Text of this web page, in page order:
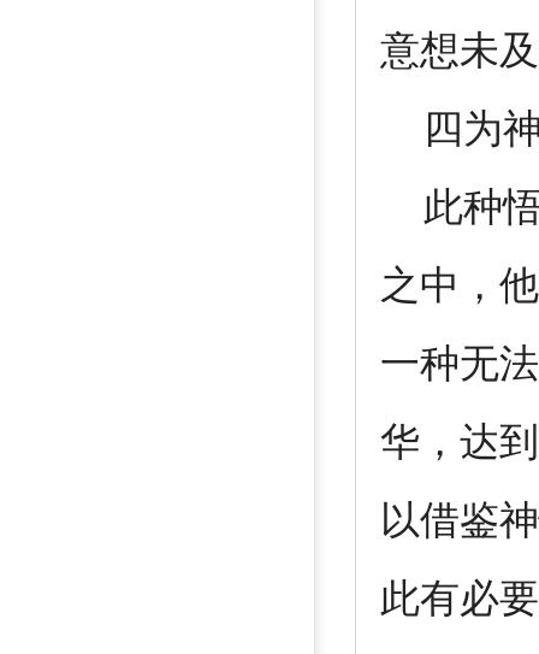
意想未
四为
此种悟
之中，
一种无
华，达
以借鉴
此有必